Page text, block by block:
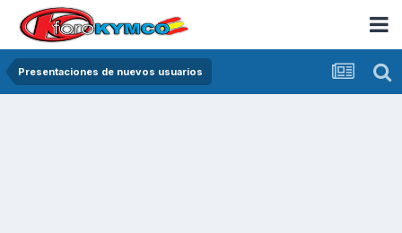
Presentaciones de nuevos usuarios